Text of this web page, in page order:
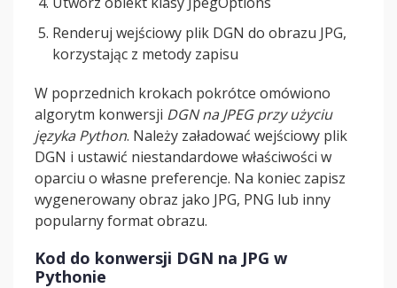
Renderuj wejściowy plik DGN do obrazu JPG,
korzystając z metody zapisu
W poprzednich krokach pokrótce omówiono
algorytm konwersji DGN na JPEG przy użyciu
języka Python. Należy załadować wejściowy plik
DGN i ustawić niestandardowe właściwości w
oparciu o własne preferencje. Na koniec zapisz
wygenerowany obraz jako JPG, PNG lub inny
popularny format obrazu.
Kod do konwersji DGN na JPG w
Pythonie